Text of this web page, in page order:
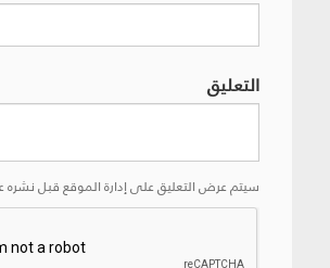
التعليق
سيتم عرض التعليق على إدارة الموقع قبل نشره